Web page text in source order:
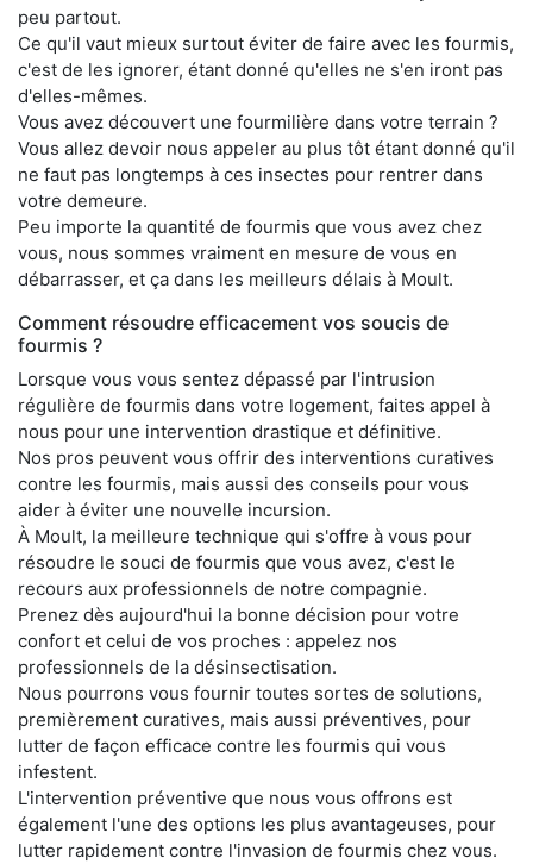
peu partout.
Ce qu'il vaut mieux surtout éviter de faire avec les fourmis,
c'est de les ignorer, étant donné qu'elles ne s'en iront pas
d'elles-mêmes.
Vous avez découvert une fourmilière dans votre terrain ?
Vous allez devoir nous appeler au plus tôt étant donné qu'il
ne faut pas longtemps à ces insectes pour rentrer dans
votre demeure.
Peu importe la quantité de fourmis que vous avez chez
vous, nous sommes vraiment en mesure de vous en
débarrasser, et ça dans les meilleurs délais à Moult.
Comment résoudre efficacement vos soucis de
fourmis ?
Lorsque vous vous sentez dépassé par l'intrusion
régulière de fourmis dans votre logement, faites appel à
nous pour une intervention drastique et définitive.
Nos pros peuvent vous offrir des interventions curatives
contre les fourmis, mais aussi des conseils pour vous
aider à éviter une nouvelle incursion.
À Moult, la meilleure technique qui s'offre à vous pour
résoudre le souci de fourmis que vous avez, c'est le
recours aux professionnels de notre compagnie.
Prenez dès aujourd'hui la bonne décision pour votre
confort et celui de vos proches : appelez nos
professionnels de la désinsectisation.
Nous pourrons vous fournir toutes sortes de solutions,
premièrement curatives, mais aussi préventives, pour
lutter de façon efficace contre les fourmis qui vous
infestent.
L'intervention préventive que nous vous offrons est
également l'une des options les plus avantageuses, pour
lutter rapidement contre l'invasion de fourmis chez vous.